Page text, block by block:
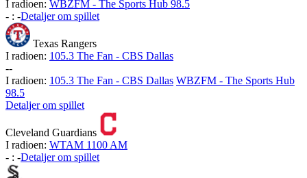
I radioen: WBZFM - The Sports Hub 98.5
- : -Detaljer om spillet
Texas Rangers
I radioen: 105.3 The Fan - CBS Dallas
--
I radioen: 105.3 The Fan - CBS Dallas WBZFM - The Sports Hub
98.5
Detaljer om spillet
Cleveland Guardians
I radioen: WTAM 1100 AM
- : -Detaljer om spillet